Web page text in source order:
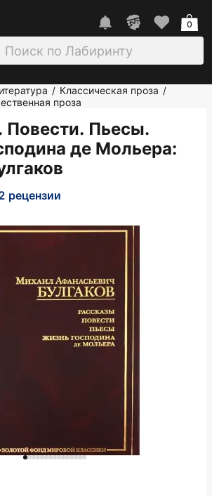
0
/ Классическая проза /
проза
Повести. Пьесы.
де Мольера:
рецензии